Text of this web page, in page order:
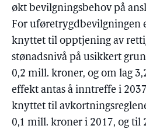
økt bevilgningsbehov på
For uføretrygdbevilgningen
knyttet til opptjening av
stønadsnivå på usikkert
0,2 mill. kroner, og om lag
effekt antas å inntreffe i
knyttet til
0,1 mill. kroner i 2017, og til